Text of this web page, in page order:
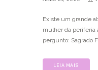
Existe um grande
mulher da periferia
pergunto: Sagrado
LEIA MAIS